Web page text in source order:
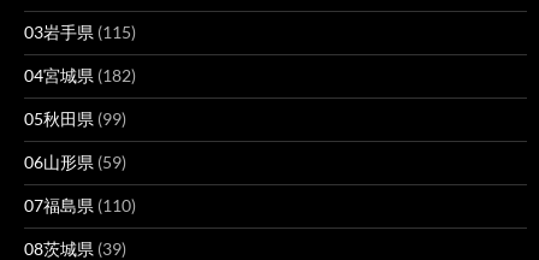
03岩手県 (115)
04宮城県 (182)
05秋田県 (99)
06山形県 (59)
07福島県 (110)
08茨城県 (39)